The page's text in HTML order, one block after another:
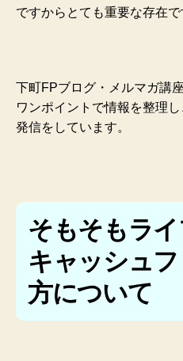
ですからとても重要な存在で
下町FPブログ・メルマガ講
ワンポイントで情報を整理
発信をしています。
そもそもライ
キャッシュ
方について